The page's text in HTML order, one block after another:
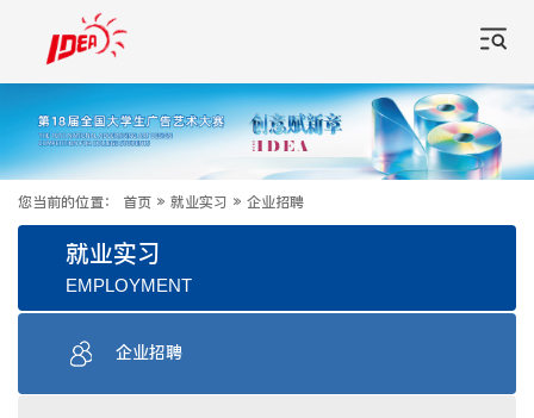
您当前的位置： 首页 » 就业实习 » 企业招聘
就业实习
EMPLOYMENT
企业招聘